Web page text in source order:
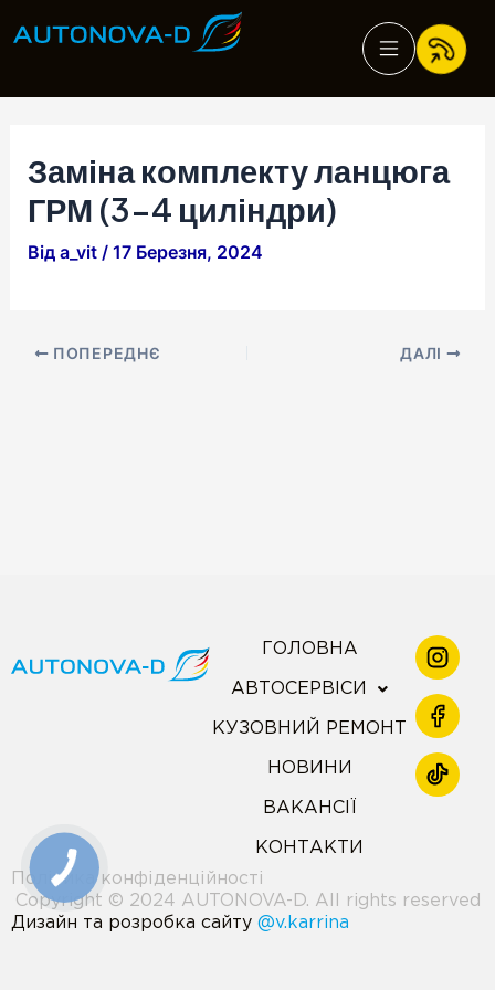
до
Заміна комплекту ланцюга
ГРМ (3-4 циліндри)
Відa_vit/17 Березня, 2024
по
ПОПЕРЕДНЄ ДАЛІ
ГОЛОВНА
АВТОСЕРВІСИ
КУЗОВНИЙ РЕМОНТ
НОВИНИ
ВАКАНСІЇ
КОНТАКТИ
Copyright © 2024 AUTONOVA-D. All rights reserved
Політика конфіденційності
Дизайн та розробка сайту @v.karrina